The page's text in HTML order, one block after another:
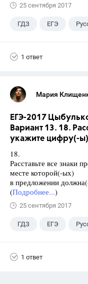
25 сентября 2017
ГДЗ ЕГЭ
1 ответ
Мария
ЕГЭ-2017
Вариант 13. 18.
укажите цифру(-
18.
Расставьте все знаки
месте которой(-ых)
в предложении
(Подробнее...)
25 сентября 2017
ГДЗ ЕГЭ
1 ответ